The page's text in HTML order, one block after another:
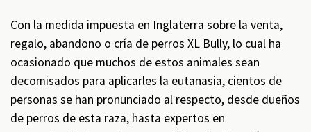
Con la medida impuesta en Inglaterra sobre la venta,
regalo, abandono o cría de perros XL Bully, lo cual ha
ocasionado que muchos de estos animales sean
decomisados para aplicarles la eutanasia, cientos de
personas se han pronunciado al respecto, desde dueños
de perros de esta raza, hasta expertos en